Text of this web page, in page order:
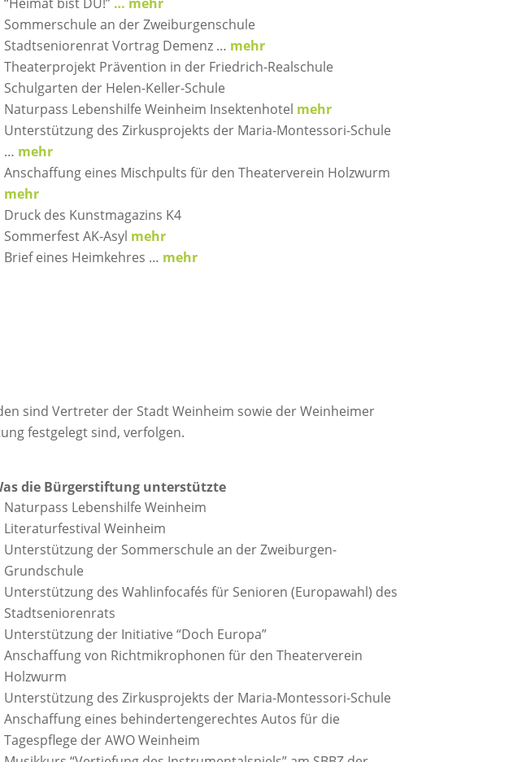
Sommerschule an der Zweiburgenschule
Stadtseniorenrat Vortrag Demenz … mehr
Theaterprojekt Prävention in der Friedrich-Realschule
Schulgarten der Helen-Keller-Schule
Naturpass Lebenshilfe Weinheim Insektenhotel mehr
Unterstützung des Zirkusprojekts der Maria-Montessori-Schule
… mehr
Anschaffung eines Mischpults für den Theaterverein Holzwurm
mehr
Druck des Kunstmagazins K4
Sommerfest AK-Asyl mehr
Brief eines Heimkehres … mehr
sind Vertreter der Stadt Weinheim sowie der Weinheimer
festgelegt sind, verfolgen.
die Bürgerstiftung unterstützte
Naturpass Lebenshilfe Weinheim
Literaturfestival Weinheim
Unterstützung der Sommerschule an der Zweiburgen-
Grundschule
Unterstützung des Wahlinfocafés für Senioren (Europawahl) des
Stadtseniorenrats
Unterstützung der Initiative “Doch Europa”
Anschaffung von Richtmikrophonen für den Theaterverein
Holzwurm
Unterstützung des Zirkusprojekts der Maria-Montessori-Schule
Anschaffung eines behindertengerechtes Autos für die
Tagespflege der AWO Weinheim